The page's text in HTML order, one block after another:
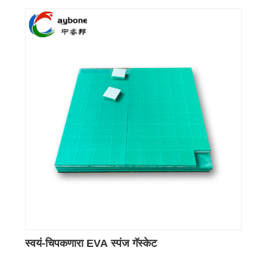
स्वयं-चिपकणारा EVA स्पंज गॅस्केट